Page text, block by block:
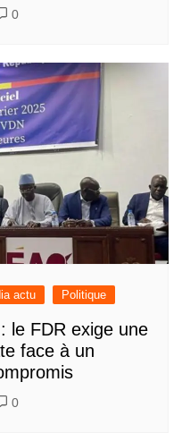
0
actu Politique
le FDR exige une
face à un
0